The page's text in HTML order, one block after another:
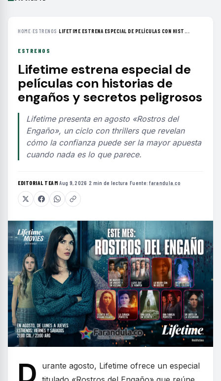
HOME›ESTRENOS ›LIFETIME ESTRENA ESPECIAL DE PELÍCULAS CON HIST...
ESTRENOS
Lifetime estrena especial de
películas con historias de
engaños y secretos peligrosos
Lifetime presenta en agosto «Rostros del
Engaño», un ciclo con thrillers que revelan
cómo la confianza puede ser la mayor apuesta
cuando nada es lo que parece.
EDITORIAL TEAM·Aug 9, 2026 ·2 min de lectura ·Fuente:farandula.co
D
urante agosto, Lifetime ofrece un especial